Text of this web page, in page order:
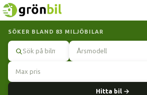
SÖKER BLAND 83 MILJÖBILAR
Hitta bil →